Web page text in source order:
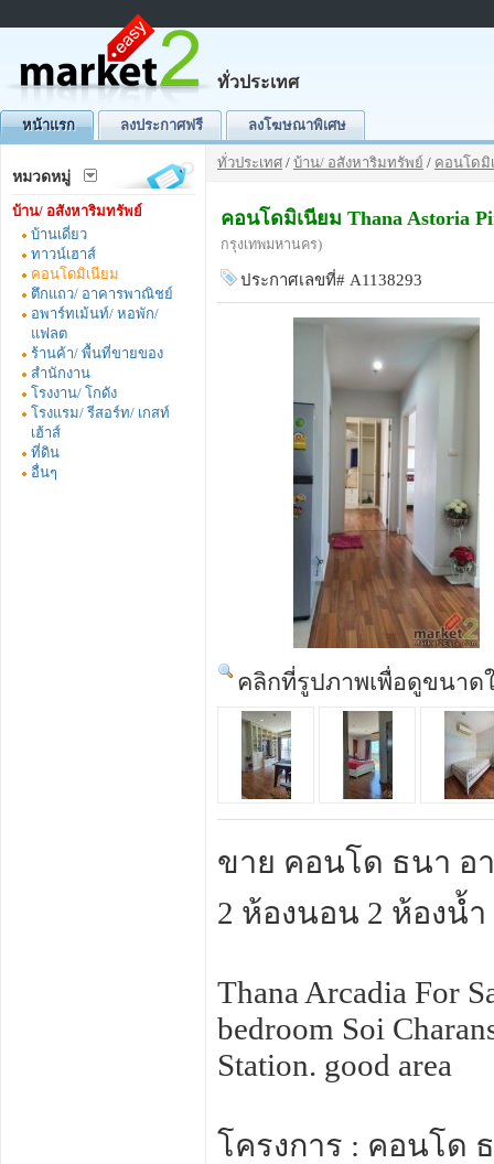
ทั่วประเทศ
หน้าแรก ลงประกาศฟรี ลงโฆษณาพิเศษ
หมวดหมู่
บ้าน/ อสังหาริมทรัพย์
บ้านเดี่ยว
ทาวน์เฮาส์
คอนโดมิเนียม
ตึกแถว/ อาคารพาณิชย์
อพาร์ทเม้นท์/ หอพัก/
แฟลต
ร้านค้า/ พื้นที่ขายของ
สำนักงาน
โรงงาน/ โกดัง
โรงแรม/ รีสอร์ท/ เกสท์
เฮ้าส์
ที่ดิน
อื่นๆ
ทั่วประเทศ / บ้าน/ อสังหาริมทรัพย์ / คอนโดมิ
คอนโดมิเนียม Thana Astoria
กรุงเทพมหานคร)
ประกาศเลขที่# A1138293
คลิกที่รูปภาพเพื่อดูขนาด
ขาย คอนโด ธนา อา
2 ห้องนอน 2 ห้องน้ำ
Thana Arcadia For
bedroom Soi
Station. good area
โครงการ : คอนโด ธ